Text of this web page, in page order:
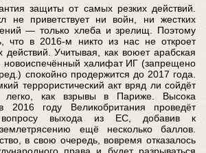
защиты от самых резких действий.
не приветствует ни войн, ни жестких
— только хлеба и зрелищ. Поэтому
что в 2016-м никто из нас не откроет
действий. Учитывая, как воюет арабская
новоиспечённый халифат ИГ (запрещено
спокойно продержится до 2017 года.
террористический акт вряд ли сойдёт
как взрывы в Париже. Высока
2016 году Великобритания проведёт
выхода из ЕС, добавив к
землетрясению ещё несколько баллов.
в свою очередь, вовремя отказалось